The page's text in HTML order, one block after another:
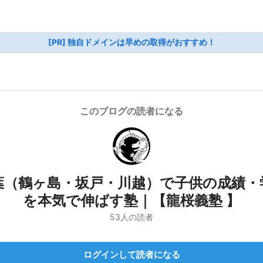
[PR] 独自ドメインは早めの取得がおすすめ！
このブログの読者になる
（鶴ヶ島・坂戸・川越）で子供の成績・
を本気で伸ばす塾｜【龍桜義塾 】
53人の読者
ログインして読者になる